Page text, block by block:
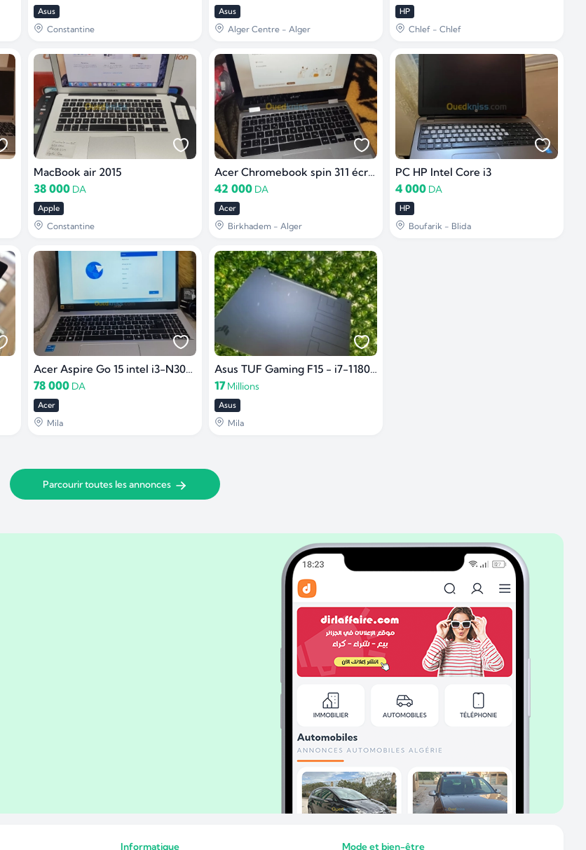
Asus
Constantine
Asus
Alger Centre - Alger
HP
Chlef - Chlef
MacBook air 2015
38 000 DA
Apple
Constantine
Acer Chromebook spin 311 écran tactile
42 000 DA
Acer
Birkhadem - Alger
PC HP Intel Core i3
4 000 DA
HP
Boufarik - Blida
Acer Aspire Go 15 intel i3-N305 RAM 8GO DDR5 512 SSD
78 000 DA
Acer
Mila
Asus TUF Gaming F15 - i7-11800H RTX 3050Ti
17 Millions
Asus
Mila
Parcourir toutes les annonces
Informatique Mode et bien-être